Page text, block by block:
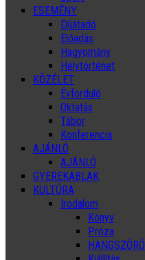
ESEMÉNY
Díjátadó
Előadás
Hagyomány
Helytörténet
KÖZÉLET
Évforduló
Oktatás
Tábor
Konferencia
AJÁNLÓ
AJÁNLÓ
GYEREKABLAK
KULTÚRA
Irodalom
Könyv
Próza
HANGSZÓRÓ